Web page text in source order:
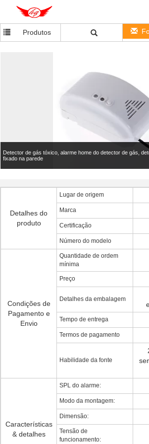
Produtos
Detector de gás tóxico, alarme home do detector de gás,
fixado na parede
Detalhes do
produto
Lugar de origem
Marca
Certificação
Número do modelo
Condições de
Pagamento e
Envio
Quantidade de ordem
mínima
Preço
Detalhes da embalagem
Tempo de entrega
Termos de pagamento
Habilidade da fonte
Características
& detalhes
SPL do alarme:
Modo da montagem:
Dimensão:
Tensão de
funcionamento: